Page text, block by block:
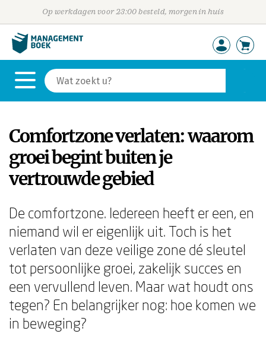
Op werkdagen voor 23:00 besteld, morgen in huis
Comfortzone verlaten: waarom
groei begint buiten je
vertrouwde gebied
De comfortzone. Iedereen heeft er een, en
niemand wil er eigenlijk uit. Toch is het
verlaten van deze veilige zone dé sleutel
tot persoonlijke groei, zakelijk succes en
een vervullend leven. Maar wat houdt ons
tegen? En belangrijker nog: hoe komen we
in beweging?